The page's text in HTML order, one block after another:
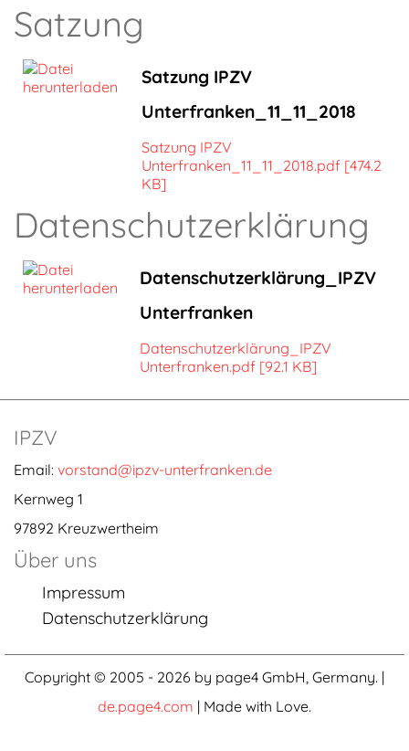
Satzung
Satzung IPZV
Unterfranken_11_11_2018
Satzung IPZV
Unterfranken_11_11_2018.pdf [474.2
KB]
Datenschutzerklärung
Datenschutzerklärung_IPZV
Unterfranken
Datenschutzerklärung_IPZV
Unterfranken.pdf [92.1 KB]
IPZV
Email: vorstand@ipzv-unterfranken.de
Kernweg 1
97892 Kreuzwertheim
Über uns
Impressum
Datenschutzerklärung
Copyright © 2005 - 2026 by page4 GmbH, Germany. |
de.page4.com | Made with Love.